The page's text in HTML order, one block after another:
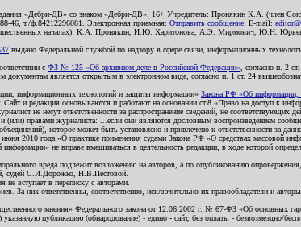
издания «Дебри-ДВ» со знаком «Дебри-ДВ». 16+ Учредитель: Пронякин К.А. (член
46, т./ф.84212296081. Электронная приемная: Отправить сообщение . E-mail:
общественных началах): К.А. Пронякин, И.Ю. Харитонова, А.Э. Мирмович,
выдано Федеральной службой по надзору в сфере связи, информационных
с ФЗ № 125 «Об архивном деле в Российской Федерации» , согласно п. 2
является открытым в электронном виде, согласно п. 1 ст. 24
информационных технологий и защиты информации» Закона РФ «Об информации,
Сайт и редакция основываются и работают на основании ст.8 «Право на доступ к
не несут ответственности за распространение сведений, не
правами журналиста: ...если они являются дословным воспроизведением
которое может быть установлено и привлечено к ответственности за
2010 года «О практике применения судами Закона РФ «О средствах массовой
не вправе вмешиваться в деятельность редакции, в ходе которой
вреда подлежит возложению на авторов, а по опубликованию
судей С.И.Дорожко, Н.В.Пестовой.
вступает в переписку с авторами.
За них ответственны, соответственно, исключительно их правообладатели и
мнения» Федерального закона от 12.06.2002 г. № 67-ФЗ «Об основных
публикацию (обнародование) - едино - сайт, без оплаты - безвозмездно/